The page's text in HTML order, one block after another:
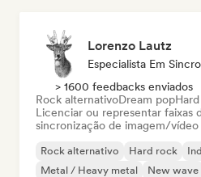
Lorenzo Lautz
Especialista Em
> 1600 feedbacks enviados
Rock alternativoDream pop
Licenciar ou representar faixas
sincronização de imagem/vídeo
Rock alternativo Hard rock
Metal / Heavy metal
New wave